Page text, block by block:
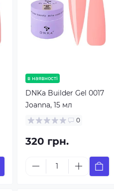
в наявності
DNKa Builder Gel 0017
Joanna, 15 мл
0
320 грн.